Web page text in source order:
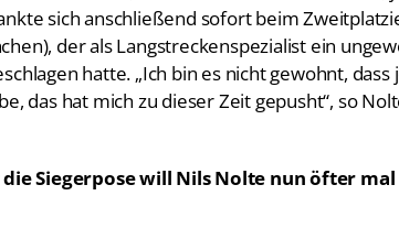
sich anschließend sofort beim
der als Langstreckenspezialist ein
hatte. „Ich bin es nicht gewohnt,
das hat mich zu dieser Zeit gepusht“, so
Siegerpose will Nils Nolte nun öfter